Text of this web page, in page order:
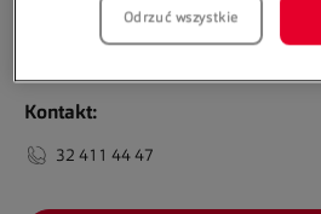
10:00
Kontakt:
32 411 44 47
Odrzuć wszystkie